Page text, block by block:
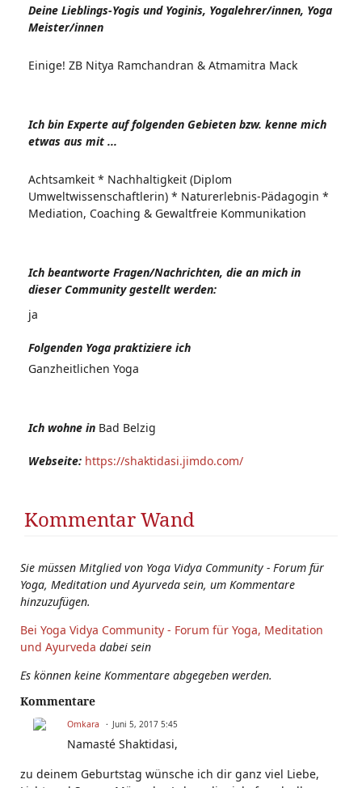
Deine Lieblings-Yogis und Yoginis, Yogalehrer/innen, Yoga
Meister/innen
Einige! ZB Nitya Ramchandran & Atmamitra Mack
Ich bin Experte auf folgenden Gebieten bzw. kenne mich
etwas aus mit ...
Achtsamkeit * Nachhaltigkeit (Diplom
Umweltwissenschaftlerin) * Naturerlebnis-Pädagogin *
Mediation, Coaching & Gewaltfreie Kommunikation
Ich beantworte Fragen/Nachrichten, die an mich in
dieser Community gestellt werden:
ja
Folgenden Yoga praktiziere ich
Ganzheitlichen Yoga
Ich wohne in Bad Belzig
Webseite: https://shaktidasi.jimdo.com/
Kommentar Wand
Sie müssen Mitglied von Yoga Vidya Community - Forum für
Yoga, Meditation und Ayurveda sein, um Kommentare
hinzuzufügen.
Bei Yoga Vidya Community - Forum für Yoga, Meditation
und Ayurveda dabei sein
Es können keine Kommentare abgegeben werden.
Kommentare
Omkara Juni 5, 2017 5:45
Namasté Shaktidasi,
zu deinem Geburtstag wünsche ich dir ganz viel Liebe,